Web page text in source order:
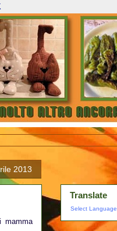
2013
mamma
Translate
Select Language